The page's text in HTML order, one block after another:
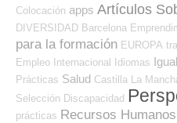
Colocación apps Artículos
DIVERSIDAD Barcelona
para la formación EUROPA
Empleo Internacional
Idiomas
Prácticas Salud Castilla La
Selección Discapacidad
prácticas Recursos Humanos